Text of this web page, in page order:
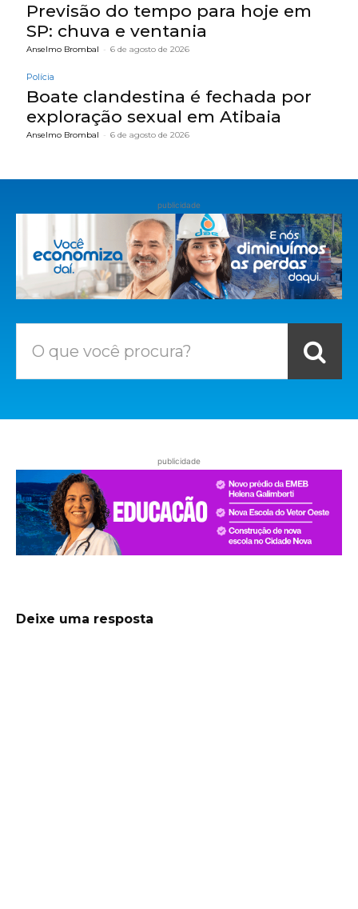
Previsão do tempo para hoje em
SP: chuva e ventania
Anselmo Brombal - 6 de agosto de 2026
Polícia
Boate clandestina é fechada por
exploração sexual em Atibaia
Anselmo Brombal - 6 de agosto de 2026
publicidade
O que você procura?
publicidade
Deixe uma resposta